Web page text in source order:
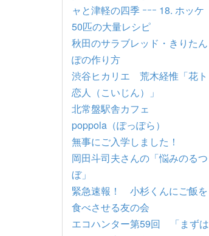
ャと津軽の四季 ｰｰｰ 18. ホッケ
50匹の大量レシピ
秋田のサラブレッド・きりたん
ぽの作り方
渋谷ヒカリエ 荒木経惟「花ト
恋人（こいじん）」
北常盤駅舎カフェ
poppola（ぽっぽら）
無事にご入学しました！
岡田斗司夫さんの「悩みのるつ
ぼ」
緊急速報！ 小杉くんにご飯を
食べさせる友の会
エコハンター第59回 「まずは